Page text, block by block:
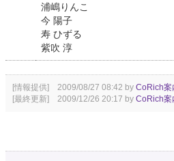
浦嶋りんこ
今 陽子
寿 ひずる
紫吹 淳
[情報提供] 2009/08/27 08:42 by CoRich案
[最終更新] 2009/12/26 20:17 by CoRich案